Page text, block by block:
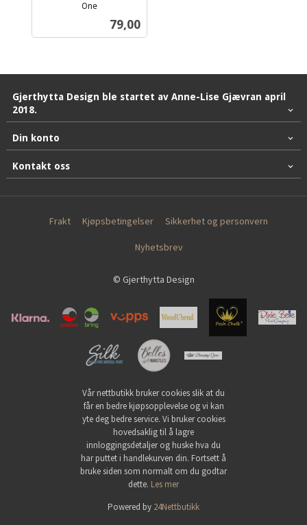
One
Pris
79,00
Gjerthytta Design ble startet av Anne-Lise Gjævran april
2018.
Din konto
Kontakt oss
Frakt Kjøpsbetingelser Sikkerhet og personvern
Nyhetsbrev
© Gjerthytta Design
Vår nettbutikk bruker cookies slik at du
får en bedre kjøpsopplevelse og vi kan
yte deg bedre service. Vi bruker cookies
hovedsaklig til å lagre
innloggingsdetaljer og huske hva du
har puttet i handlekurven din. Fortsett å
bruke siden som normalt om du godtar
dette. Les mer
Powered by 24Nettbutikk